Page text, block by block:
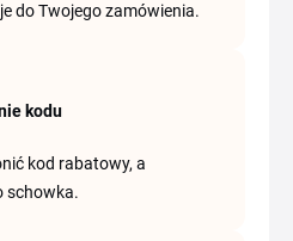
do Twojego zamówienia.
kodu
kod rabatowy, a
schowka.